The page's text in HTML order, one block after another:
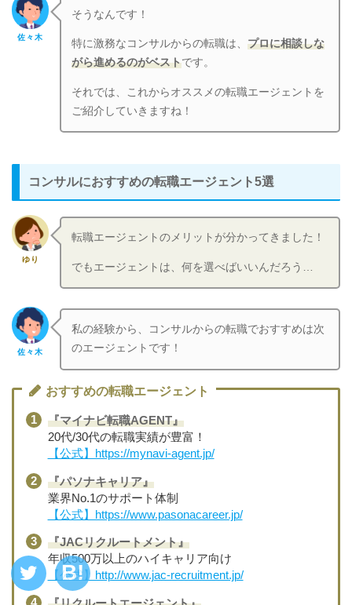
佐々木
そうなんです！
特に激務なコンサルからの転職は、プロに相談しな
がら進めるのがベストです。
それでは、これからオススメの転職エージェントを
ご紹介していきますね！
コンサルにおすすめの転職エージェント5選
ゆり
転職エージェントのメリットが分かってきました！
でもエージェントは、何を選べばいいんだろう…
佐々木
私の経験から、コンサルからの転職でおすすめは次
のエージェントです！
おすすめの転職エージェント
『マイナビ転職AGENT』
20代/30代の転職実績が豊富！
【公式】https://mynavi-agent.jp/
『パソナキャリア』
業界No.1のサポート体制
【公式】https://www.pasonacareer.jp/
『JACリクルートメント』
年収500万以上のハイキャリア向け
【公式】http://www.jac-recruitment.jp/